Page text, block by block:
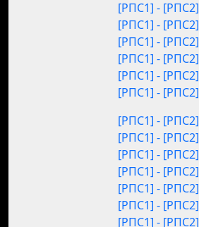
[РПС1] - [РПС2]
[РПС1] - [РПС2]
[РПС1] - [РПС2]
[РПС1] - [РПС2]
[РПС1] - [РПС2]
[РПС1] - [РПС2]
[РПС1] - [РПС2]
[РПС1] - [РПС2]
[РПС1] - [РПС2]
[РПС1] - [РПС2]
[РПС1] - [РПС2]
[РПС1] - [РПС2]
[РПС1] - [РПС2]